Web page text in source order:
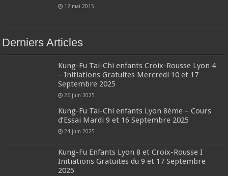
12 mai 2015
Derniers Articles
Kung-Fu Tai-Chi enfants Croix-Rousse Lyon 4
– Initiations Gratuites Mercredi 10 et 17
Septembre 2025
26 juin 2025
Kung-Fu Tai-Chi enfants Lyon 8ème – Cours
d’Essai Mardi 9 et 16 Septembre 2025
24 juin 2025
Kung-Fu Enfants Lyon 8 et Croix-Rousse I
Initiations Gratuites du 9 et 17 Septembre
2025